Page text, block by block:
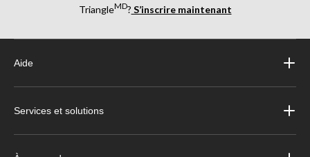
TriangleMD? S’inscrire maintenant
Aide
Services et solutions